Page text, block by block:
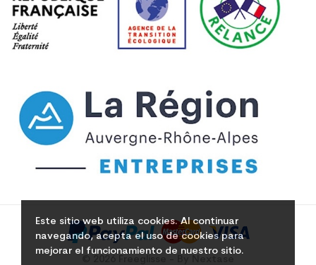
Este sitio web utiliza cookies. Al continuar
navegando, acepta el uso de cookies para
mejorar el funcionamiento de nuestro sitio.